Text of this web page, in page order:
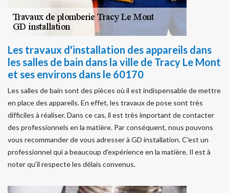
Les travaux d'installation des appareils dans
les salles de bain dans la ville de Tracy Le Mont
et ses environs dans le 60170
Les salles de bain sont des pièces où il est indispensable de mettre
en place des appareils. En effet, les travaux de pose sont très
difficiles à réaliser. Dans ce cas, il est très important de contacter
des professionnels en la matière. Par conséquent, nous pouvons
vous recommander de vous adresser à GD installation. C'est un
professionnel qui a beaucoup d'expérience en la matière. Il est à
noter qu'il respecte les délais convenus.